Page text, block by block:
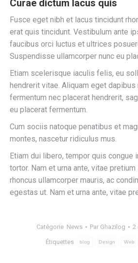
Curae dictum lacus quis
Fusce eget nibh et lacus tincidunt
erat quis tincidunt. Vestibulum ante
faucibus orci luctus et ultrices
Suspendisse ullamcorper nunc eu
Etiam scelerisque iaculis felis, eu
hendrerit vitae. Aliquam eget dapibus
fermentum nec placerat hendrerit,
eu placerat fermentum.
Cum sociis natoque penatibus et
montes, nascetur ridiculus mus.
Etiam dui libero, tempor quis congue
tortor. Nam et urna ante, vitae
rhoncus ullamcorper mauris, ac
egestas ut. Nam et urna ante, vitae
Catégorie News Par Ghazilog 2
Étiquettes blog Design Web